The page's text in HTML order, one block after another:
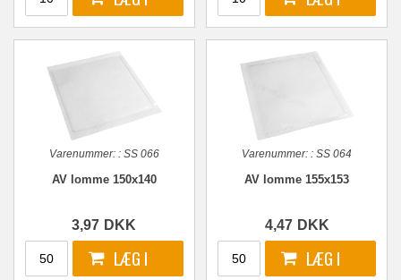
Varenummer:: SS 066
AV lomme 150x140
3,97 DKK
Varenummer: : SS 064
AV lomme 155x153
4,47 DKK